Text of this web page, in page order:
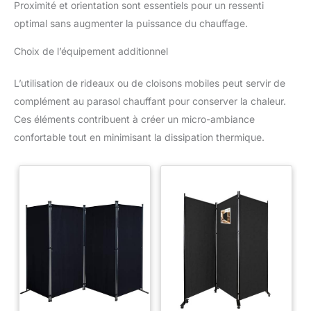
Proximité et orientation sont essentiels pour un ressenti
optimal sans augmenter la puissance du chauffage.
Choix de l’équipement additionnel
L’utilisation de rideaux ou de cloisons mobiles peut servir de
complément au parasol chauffant pour conserver la chaleur.
Ces éléments contribuent à créer un micro-ambiance
confortable tout en minimisant la dissipation thermique.